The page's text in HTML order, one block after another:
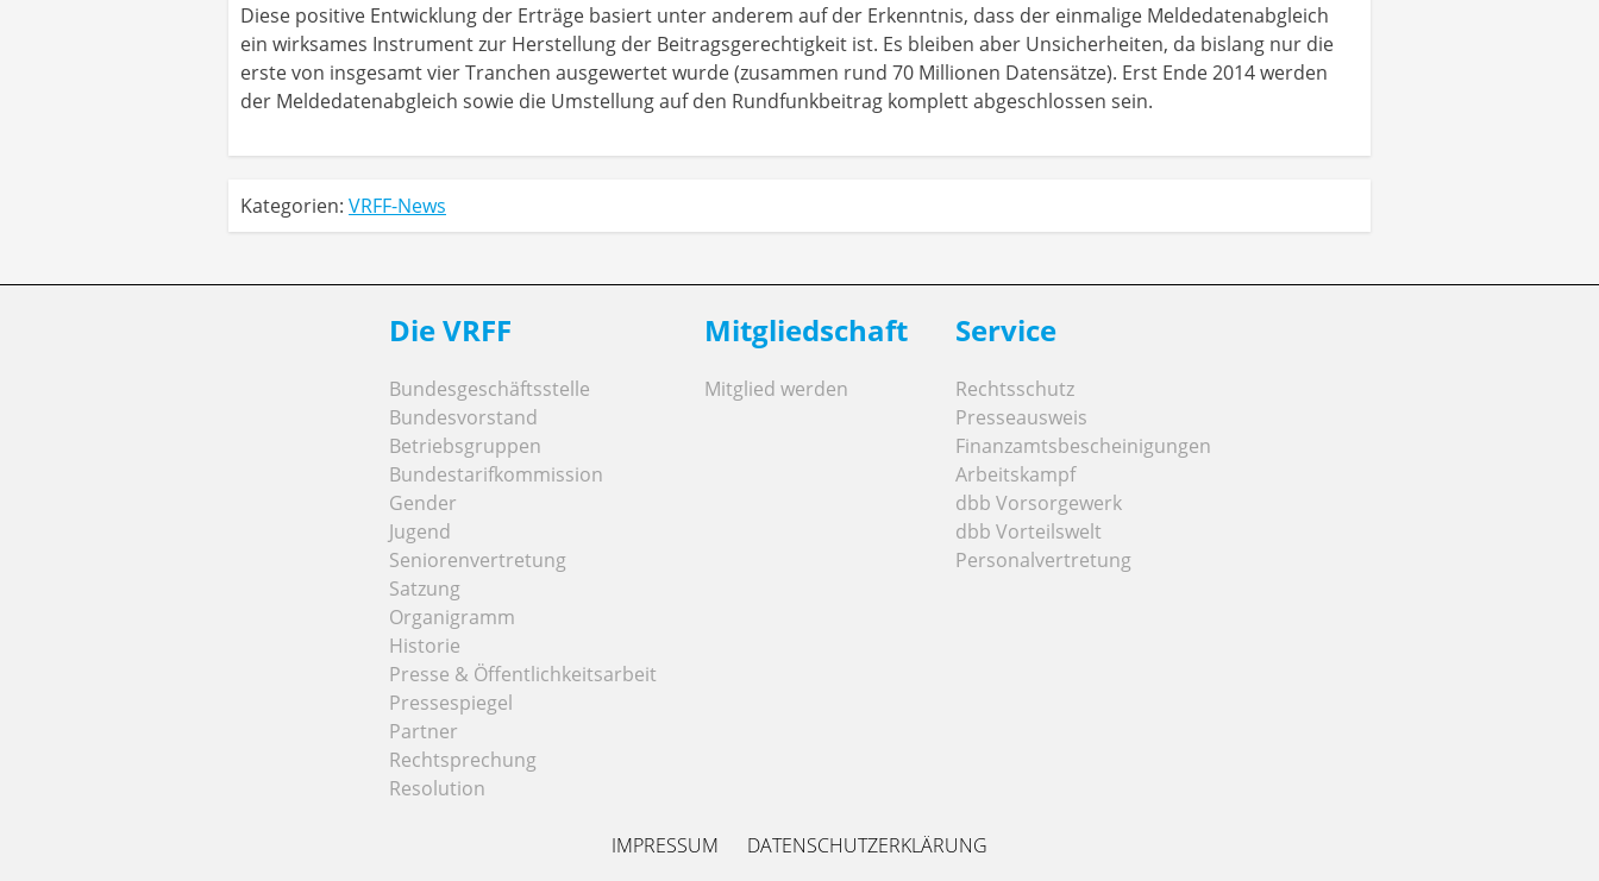
Diese positive Entwicklung der Erträge basiert unter anderem auf der Erkenntnis, dass der einmalige Meldedatenabgleich
ein wirksames Instrument zur Herstellung der Beitragsgerechtigkeit ist. Es bleiben aber Unsicherheiten, da bislang nur die
erste von insgesamt vier Tranchen ausgewertet wurde (zusammen rund 70 Millionen Datensätze). Erst Ende 2014 werden
der Meldedatenabgleich sowie die Umstellung auf den Rundfunkbeitrag komplett abgeschlossen sein.
Kategorien: VRFF-News
Die VRFF
Bundesgeschäftsstelle
Bundesvorstand
Betriebsgruppen
Bundestarifkommission
Gender
Jugend
Seniorenvertretung
Satzung
Organigramm
Historie
Presse & Öffentlichkeitsarbeit
Pressespiegel
Partner
Rechtsprechung
Resolution
Mitgliedschaft
Mitglied werden
Service
Rechtsschutz
Presseausweis
Finanzamtsbescheinigungen
Arbeitskampf
dbb Vorsorgewerk
dbb Vorteilswelt
Personalvertretung
IMPRESSUM DATENSCHUTZERKLÄRUNG